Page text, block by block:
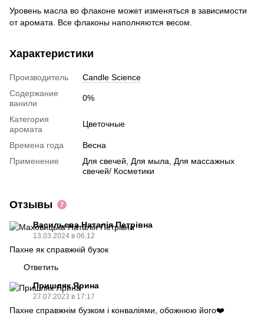
Уровень масла во флаконе может изменяться в зависимости
от аромата. Все флаконы наполняются весом.
Характеристики
Производитель
Candle Science
Содержание
ванили
0%
Категория
аромата
Цветочные
Времена года
Весна
Применение
Для свечей, Для мыла, Для массажных
свечей/ Косметики
Отзывы 7
Васильєва Наталія Петрівна
13.03.2024 в 06:12
Пахне як справжній бузок
Ответить
Пришляк Ярина
27.07.2023 в 17:17
Пахне справжнім бузком і конваліями, обожнюю його❤️